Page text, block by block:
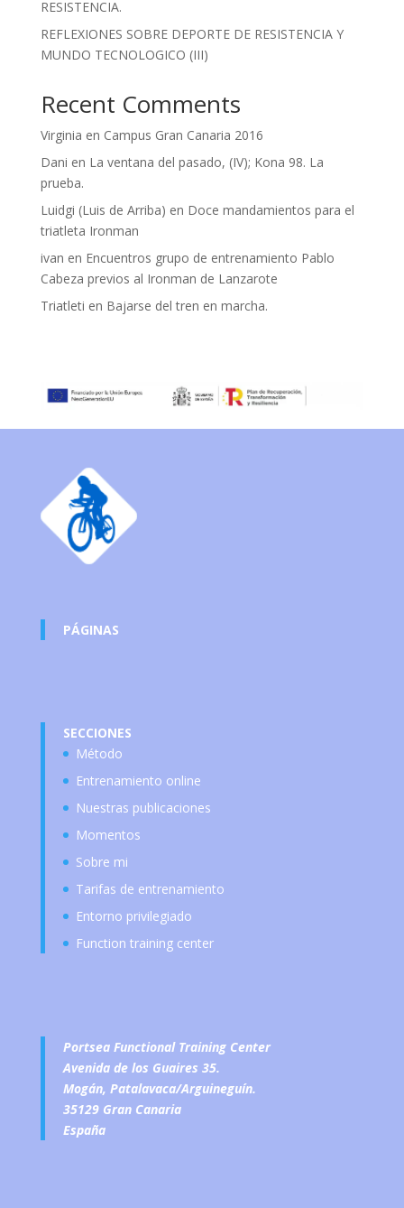
RESISTENCIA.
REFLEXIONES SOBRE DEPORTE DE RESISTENCIA Y
MUNDO TECNOLOGICO (III)
Recent Comments
Virginia en Campus Gran Canaria 2016
Dani en La ventana del pasado, (IV); Kona 98. La
prueba.
Luidgi (Luis de Arriba) en Doce mandamientos para el
triatleta Ironman
ivan en Encuentros grupo de entrenamiento Pablo
Cabeza previos al Ironman de Lanzarote
Triatleti en Bajarse del tren en marcha.
PÁGINAS
SECCIONES
Método
Entrenamiento online
Nuestras publicaciones
Momentos
Sobre mi
Tarifas de entrenamiento
Entorno privilegiado
Function training center
Portsea Functional Training Center
Avenida de los Guaires 35.
Mogán, Patalavaca/Arguineguín.
35129 Gran Canaria
España